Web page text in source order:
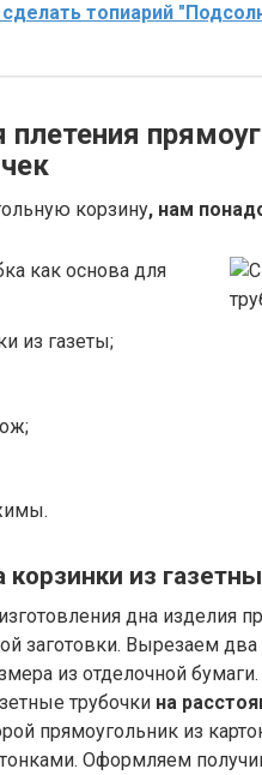
топиарий
корзину, нам
как основа для
из газеты;
из
дна изделия
заготовки. Вырезаем
из отделочной
трубочки на
прямоугольник из
Оформляем